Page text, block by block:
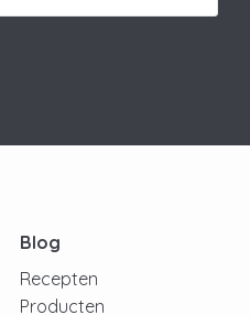
Blog
Recepten
Producten